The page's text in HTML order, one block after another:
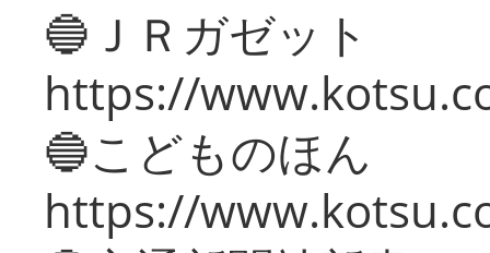
🔵ＪＲガゼット
https://
🔵こどものほん
https://